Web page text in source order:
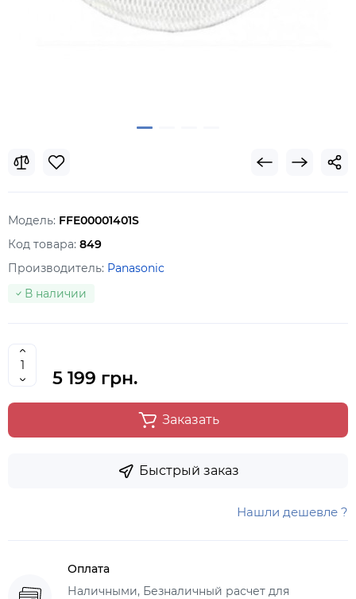
Модель: FFE00001401S
Код товара: 849
Производитель: Panasonic
В наличии
5 199 грн.
Заказать
Быстрый заказ
Нашли дешевле ?
Оплата
Наличными, Безналичный расчет для